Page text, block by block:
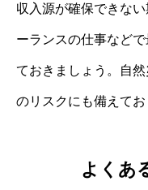
収入源が確保できな
ーランスの仕事など
ておきましょう。自
のリスクにも備えてお
よくあ